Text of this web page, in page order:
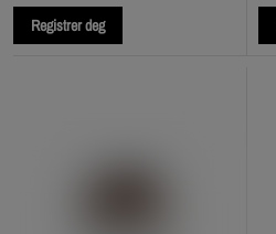
Registrer deg